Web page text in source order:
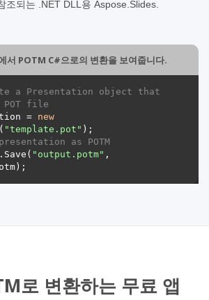
조되는 .NET DLL용 Aspose.Slides.
서 POTM C#으로의 변환을 보여줍니다.
a Presentation object that
POT file
= new
"template.pot"
as POTM
"output.potm" ,
로 변환하는 무료 앱